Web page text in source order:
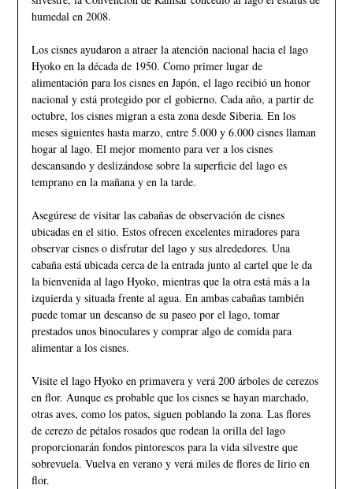
humedal en 2008.
Los cisnes ayudaron a atraer la atención nacional hacia el lago
Hyoko en la década de 1950. Como primer lugar de
alimentación para los cisnes en Japón, el lago recibió un honor
nacional y está protegido por el gobierno. Cada año, a partir de
octubre, los cisnes migran a esta zona desde Siberia. En los
meses siguientes hasta marzo, entre 5.000 y 6.000 cisnes llaman
hogar al lago. El mejor momento para ver a los cisnes
descansando y deslizándose sobre la superficie del lago es
temprano en la mañana y en la tarde.
Asegúrese de visitar las cabañas de observación de cisnes
ubicadas en el sitio. Estos ofrecen excelentes miradores para
observar cisnes o disfrutar del lago y sus alrededores. Una
cabaña está ubicada cerca de la entrada junto al cartel que le da
la bienvenida al lago Hyoko, mientras que la otra está más a la
izquierda y situada frente al agua. En ambas cabañas también
puede tomar un descanso de su paseo por el lago, tomar
prestados unos binoculares y comprar algo de comida para
alimentar a los cisnes.
Visite el lago Hyoko en primavera y verá 200 árboles de cerezos
en flor. Aunque es probable que los cisnes se hayan marchado,
otras aves, como los patos, siguen poblando la zona. Las flores
de cerezo de pétalos rosados que rodean la orilla del lago
proporcionarán fondos pintorescos para la vida silvestre que
sobrevuela. Vuelva en verano y verá miles de flores de lirio en
flor.